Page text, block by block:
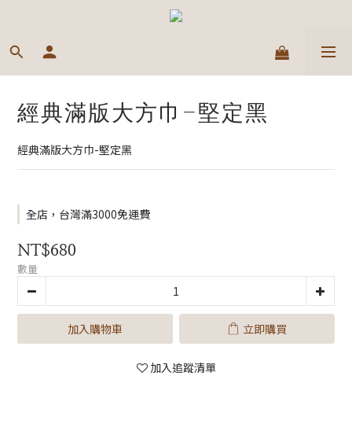
經典滿版大方巾-堅定黑
經典滿版大方巾-堅定黑
全店，台灣滿3000免運費
NT$680
數量
加入購物車 立即購買
加入追蹤清單